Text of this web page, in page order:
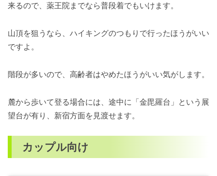
来るので、薬王院までなら普段着でもいけます。
山頂を狙うなら、ハイキングのつもりで行ったほうがいい
ですよ。
階段が多いので、高齢者はやめたほうがいい気がします。
麓から歩いて登る場合には、途中に「金毘羅台」という展
望台が有り、新宿方面を見渡せます。
カップル向け